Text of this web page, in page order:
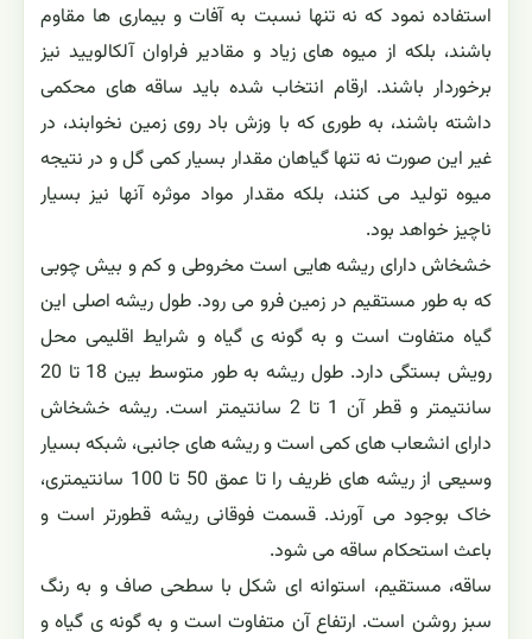
استفاده نمود که نه تنها نسبت به آفات و بیماری ها مقاوم
باشند، بلکه از میوه های زیاد و مقادیر فراوان آلکالویید نیز
برخوردار باشند. ارقام انتخاب شده باید ساقه های محکمی
داشته باشند، به طوری که با وزش باد روی زمین نخوابند، در
غیر این صورت نه تنها گیاهان مقدار بسیار کمی گل و در نتیجه
میوه تولید می کنند، بلکه مقدار مواد موثره آنها نیز بسیار
ناچیز خواهد بود.
خشخاش دارای ریشه هایی است مخروطی و کم و بیش چوبی
که به طور مستقیم در زمین فرو می رود. طول ریشه اصلی این
گیاه متفاوت است و به گونه ی گیاه و شرایط اقلیمی محل
رویش بستگی دارد. طول ریشه به طور متوسط بین 18 تا 20
سانتیمتر و قطر آن 1 تا 2 سانتیمتر است. ریشه خشخاش
دارای انشعاب های کمی است و ریشه های جانبی، شبکه بسیار
وسیعی از ریشه های ظریف را تا عمق 50 تا 100 سانتیمتری،
خاک بوجود می آورند. قسمت فوقانی ریشه قطورتر است و
باعث استحکام ساقه می شود.
ساقه، مستقیم، استوانه ای شکل با سطحی صاف و به رنگ
سبز روشن است. ارتفاع آن متفاوت است و به گونه ی گیاه و